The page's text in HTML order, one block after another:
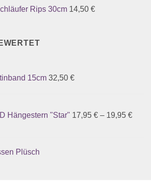
Rips 30cm 14,50 €
15cm 32,50 €
Hängestern "Star" 17,95 € – 19,95 €
Plüsch